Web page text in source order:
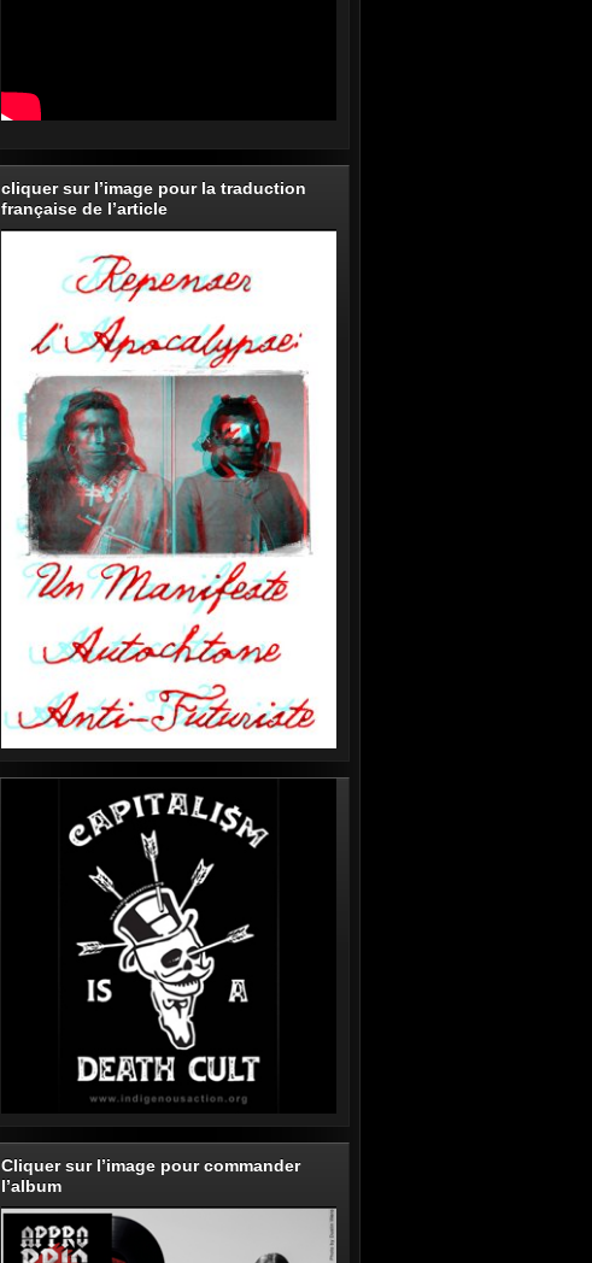
cliquer sur l’image pour la traduction
française de l’article
Cliquer sur l’image pour commander
l’album